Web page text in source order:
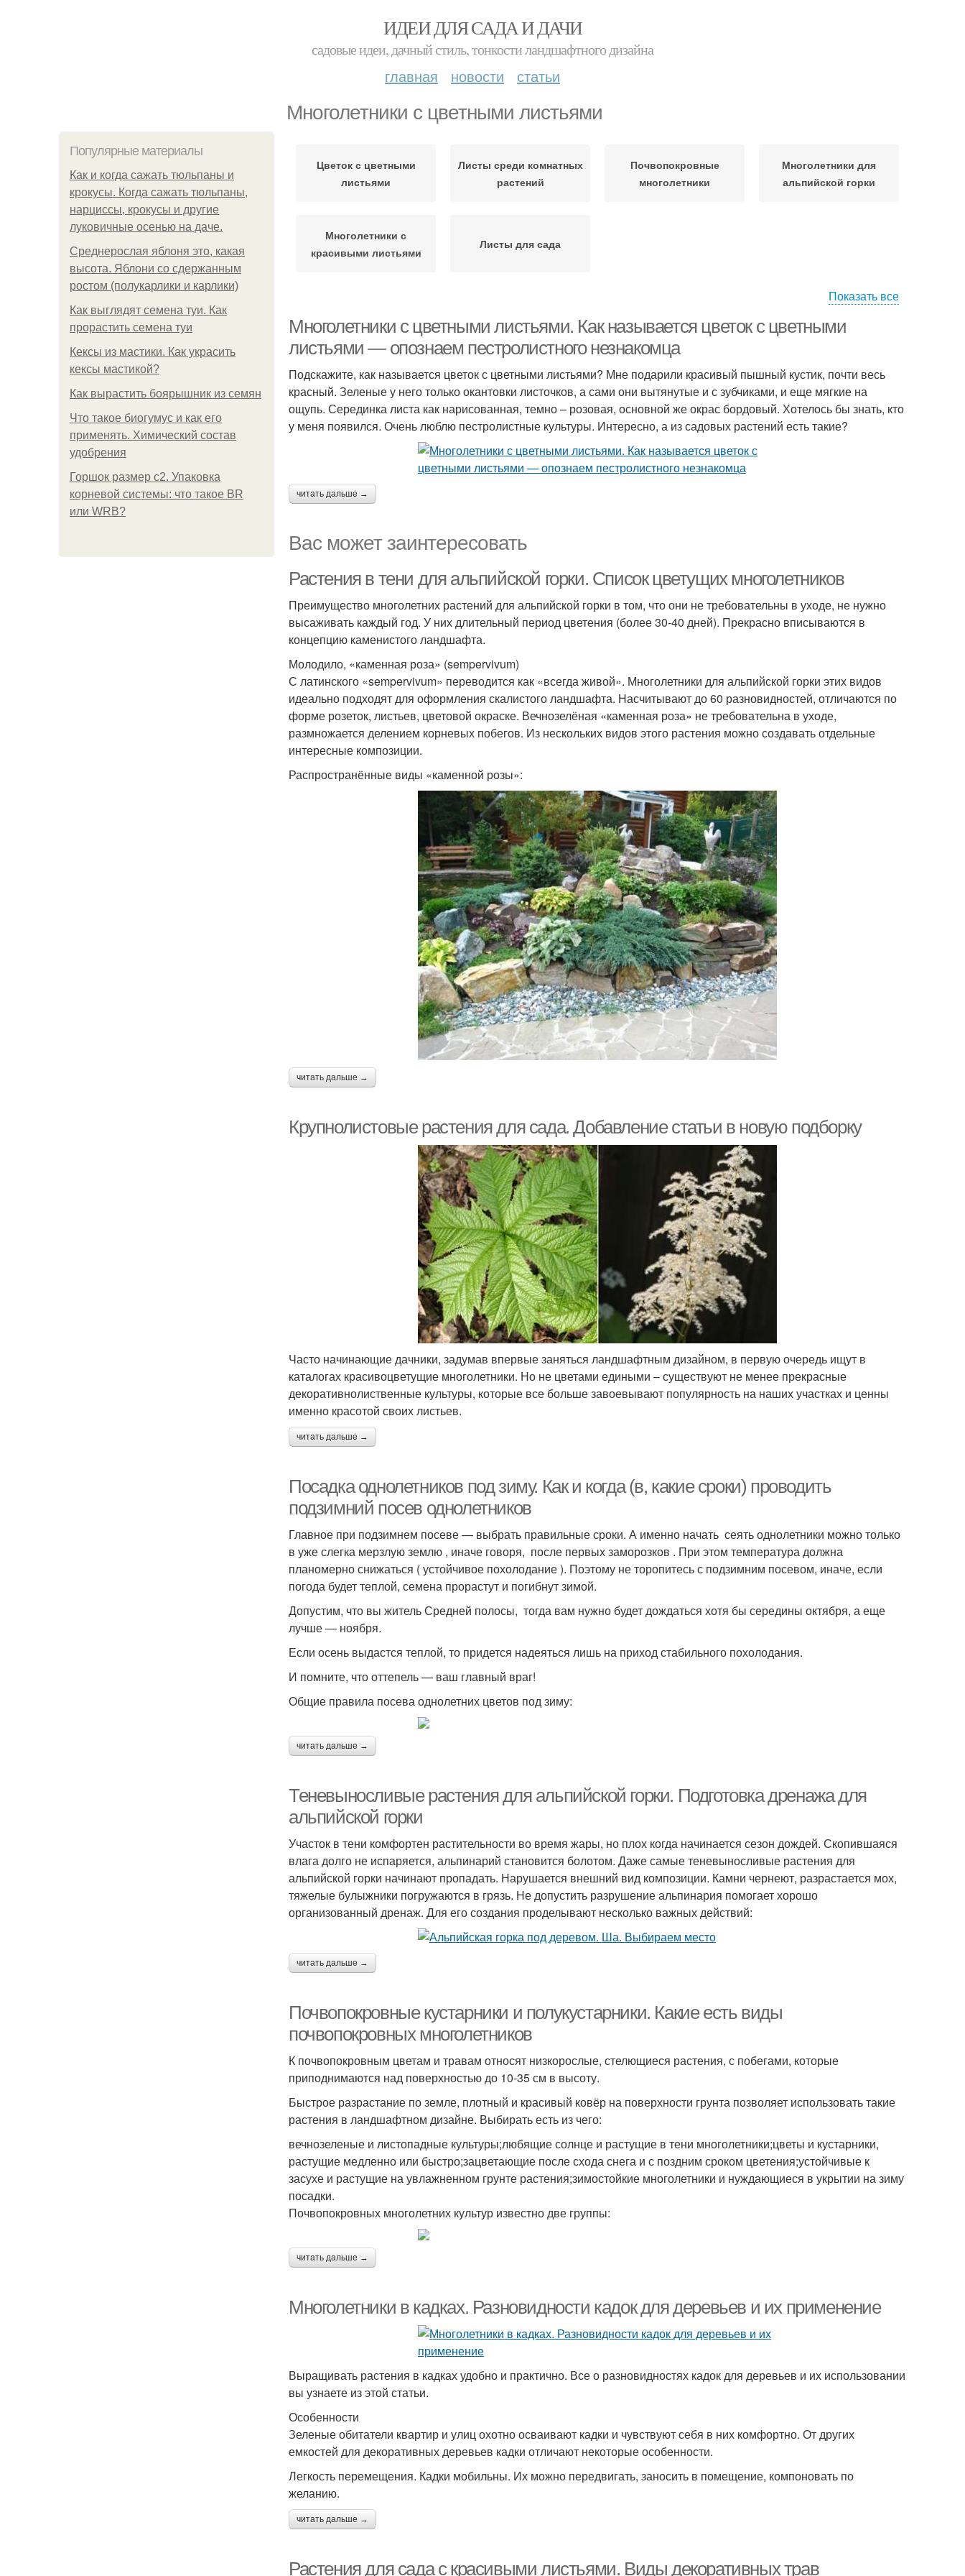
ИДЕИ ДЛЯ САДА И ДАЧИ
садовые идеи, дачный стиль, тонкости ландшафтного дизайна
главная новости статьи
Многолетники с цветными листьями
Популярные материалы
Как и когда сажать тюльпаны и
крокусы. Когда сажать тюльпаны,
нарциссы, крокусы и другие
луковичные осенью на даче.
Среднерослая яблоня это, какая
высота. Яблони со сдержанным
ростом (полукарлики и карлики)
Как выглядят семена туи. Как
прорастить семена туи
Кексы из мастики. Как украсить
кексы мастикой?
Как вырастить боярышник из семян
Что такое биогумус и как его
применять. Химический состав
удобрения
Горшок размер с2. Упаковка
корневой системы: что такое BR
или WRB?
Цветок с цветными
листьями
Листы среди комнатных
растений
Почвопокровные
многолетники
Многолетники для
альпийской горки
Многолетники с
красивыми листьями
Листы для сада
Показать все
Многолетники с цветными листьями. Как называется цветок с цветными
листьями — опознаем пестролистного незнакомца
Подскажите, как называется цветок с цветными листьями? Мне подарили красивый пышный кустик, почти весь
красный. Зеленые у него только окантовки листочков, а сами они вытянутые и с зубчиками, и еще мягкие на
ощупь. Серединка листа как нарисованная, темно – розовая, основной же окрас бордовый. Хотелось бы знать, кто
у меня появился. Очень люблю пестролистные культуры. Интересно, а из садовых растений есть такие?
читать дальше →
Вас может заинтересовать
Растения в тени для альпийской горки. Список цветущих многолетников
Преимущество многолетних растений для альпийской горки в том, что они не требовательны в уходе, не нужно
высаживать каждый год. У них длительный период цветения (более 30-40 дней). Прекрасно вписываются в
концепцию каменистого ландшафта.
Молодило, «каменная роза» (sempervivum)
С латинского «sempervivum» переводится как «всегда живой». Многолетники для альпийской горки этих видов
идеально подходят для оформления скалистого ландшафта. Насчитывают до 60 разновидностей, отличаются по
форме розеток, листьев, цветовой окраске. Вечнозелёная «каменная роза» не требовательна в уходе,
размножается делением корневых побегов. Из нескольких видов этого растения можно создавать отдельные
интересные композиции.
Распространённые виды «каменной розы»:
читать дальше →
Крупнолистовые растения для сада. Добавление статьи в новую подборку
Часто начинающие дачники, задумав впервые заняться ландшафтным дизайном, в первую очередь ищут в
каталогах красивоцветущие многолетники. Но не цветами едиными – существуют не менее прекрасные
декоративнолиственные культуры, которые все больше завоевывают популярность на наших участках и ценны
именно красотой своих листьев.
читать дальше →
Посадка однолетников под зиму. Как и когда (в, какие сроки) проводить
подзимний посев однолетников
Главное при подзимнем посеве — выбрать правильные сроки. А именно начать сеять однолетники можно только
в уже слегка мерзлую землю , иначе говоря, после первых заморозков . При этом температура должна
планомерно снижаться ( устойчивое похолодание ). Поэтому не торопитесь с подзимним посевом, иначе, если
погода будет теплой, семена прорастут и погибнут зимой.
Допустим, что вы житель Средней полосы, тогда вам нужно будет дождаться хотя бы середины октября, а еще
лучше — ноября.
Если осень выдастся теплой, то придется надеяться лишь на приход стабильного похолодания.
И помните, что оттепель — ваш главный враг!
Общие правила посева однолетних цветов под зиму:
читать дальше →
Теневыносливые растения для альпийской горки. Подготовка дренажа для
альпийской горки
Участок в тени комфортен растительности во время жары, но плох когда начинается сезон дождей. Скопившаяся
влага долго не испаряется, альпинарий становится болотом. Даже самые теневыносливые растения для
альпийской горки начинают пропадать. Нарушается внешний вид композиции. Камни чернеют, разрастается мох,
тяжелые булыжники погружаются в грязь. Не допустить разрушение альпинария помогает хорошо
организованный дренаж. Для его создания проделывают несколько важных действий:
читать дальше →
Почвопокровные кустарники и полукустарники. Какие есть виды
почвопокровных многолетников
К почвопокровным цветам и травам относят низкорослые, стелющиеся растения, с побегами, которые
приподнимаются над поверхностью до 10-35 см в высоту.
Быстрое разрастание по земле, плотный и красивый ковёр на поверхности грунта позволяет использовать такие
растения в ландшафтном дизайне. Выбирать есть из чего:
вечнозеленые и листопадные культуры;любящие солнце и растущие в тени многолетники;цветы и кустарники,
растущие медленно или быстро;зацветающие после схода снега и с поздним сроком цветения;устойчивые к
засухе и растущие на увлажненном грунте растения;зимостойкие многолетники и нуждающиеся в укрытии на зиму
посадки.
Почвопокровных многолетних культур известно две группы:
читать дальше →
Многолетники в кадках. Разновидности кадок для деревьев и их применение
Выращивать растения в кадках удобно и практично. Все о разновидностях кадок для деревьев и их использовании
вы узнаете из этой статьи.
Особенности
Зеленые обитатели квартир и улиц охотно осваивают кадки и чувствуют себя в них комфортно. От других
емкостей для декоративных деревьев кадки отличают некоторые особенности.
Легкость перемещения. Кадки мобильны. Их можно передвигать, заносить в помещение, компоновать по
желанию.
читать дальше →
Растения для сада с красивыми листьями. Виды декоративных трав